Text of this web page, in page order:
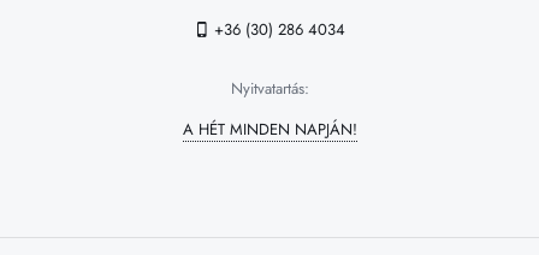
+36 (30) 286 4034
Nyitvatartás:
A HÉT MINDEN NAPJÁN!